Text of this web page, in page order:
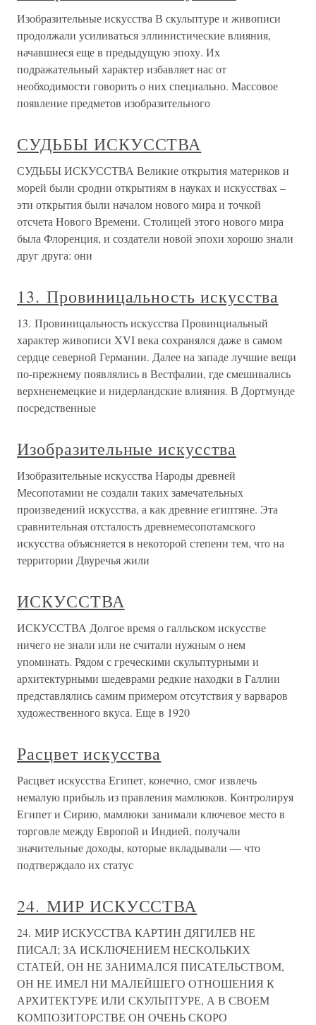
Изобразительные искусства В скульптуре и живописи
продолжали усиливаться эллинистические влияния,
начавшиеся еще в предыдущую эпоху. Их
подражательный ха­рактер избавляет нас от
необходимости говорить о них специально. Мас­совое
появление предметов изобразительного
СУДЬБЫ ИСКУССТВА
СУДЬБЫ ИСКУССТВА Великие открытия материков и
морей были сродни открытиям в науках и искусствах –
эти открытия были началом нового мира и точкой
отсчета Нового Времени. Столицей этого нового мира
была Флоренция, и создатели новой эпохи хорошо знали
друг друга: они
13. Провиницальность искусства
13. Провиницальность искусства Провинциальный
характер живописи XVI века сохранялся даже в самом
сердце северной Германии. Далее на западе лучшие вещи
по-прежнему появлялись в Вестфалии, где смешивались
верхненемецкие и нидерландские влияния. В Дортмунде
посредственные
Изобразительные искусства
Изобразительные искусства Народы древней
Месопотамии не создали таких замечательных
произведений искусства, а как древние египтяне. Эта
сравнительная отсталость древнемесопотамского
искусства объясняется в некоторой степени тем, что на
территории Двуречья жили
ИСКУССТВА
ИСКУССТВА Долгое время о галльском искусстве
ничего не знали или не считали нужным о нем
упоминать. Рядом с греческими скульптурными и
архитектурными шедеврами редкие находки в Галлии
представлялись самим примером отсутствия у варваров
художественного вкуса. Еще в 1920
Расцвет искусства
Расцвет искусства Египет, конечно, смог извлечь
немалую прибыль из правления мамлюков. Контролируя
Египет и Сирию, мамлюки занимали ключевое место в
торговле между Европой и Индией, получали
значительные доходы, которые вкладывали — что
подтверждало их статус
24. МИР ИСКУССТВА
24. МИР ИСКУССТВА КАРТИН ДЯГИЛЕВ НЕ
ПИСАЛ; ЗА ИСКЛЮЧЕНИЕМ НЕСКОЛЬКИХ
СТАТЕЙ, ОН НЕ ЗАНИМАЛСЯ ПИСАТЕЛЬСТВОМ,
ОН НЕ ИМЕЛ НИ МАЛЕЙШЕГО ОТНОШЕНИЯ К
АРХИТЕКТУРЕ ИЛИ СКУЛЬПТУРЕ, А В СВОЕМ
КОМПОЗИТОРСТВЕ ОН ОЧЕНЬ СКОРО